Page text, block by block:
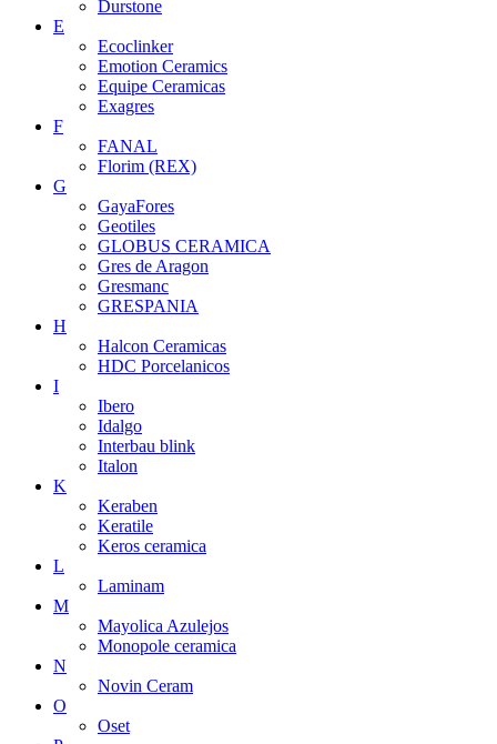
Durstone
E
Ecoclinker
Emotion Ceramics
Equipe Ceramicas
Exagres
F
FANAL
Florim (REX)
G
GayaFores
Geotiles
GLOBUS CERAMICA
Gres de Aragon
Gresmanc
GRESPANIA
H
Halcon Ceramicas
HDC Porcelanicos
I
Ibero
Idalgo
Interbau blink
Italon
K
Keraben
Keratile
Keros ceramica
L
Laminam
M
Mayolica Azulejos
Monopole ceramica
N
Novin Ceram
O
Oset